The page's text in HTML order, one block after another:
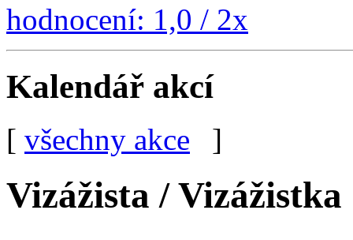
hodnocení: 1,0 / 2x
Kalendář akcí
[ všechny akce ]
Vizážista / Vizážistka